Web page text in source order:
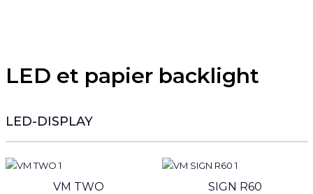
LED et papier backlight
LED-DISPLAY
VM TWO SIGN R60